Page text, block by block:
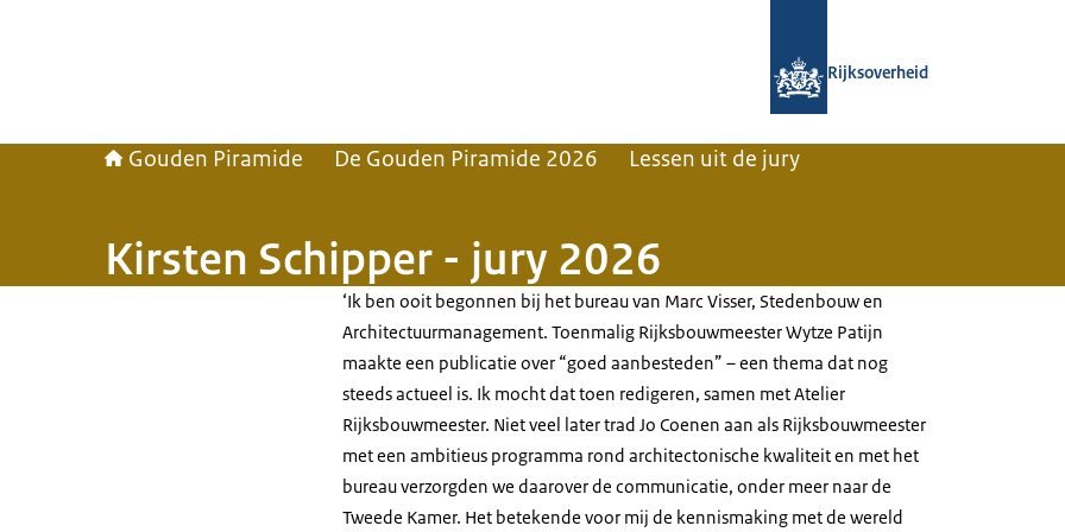
Rijksoverheid
Gouden Piramide De Gouden Piramide 2026 Lessen uit de jury
Kirsten Schipper - jury 2026
‘Ik ben ooit begonnen bij het bureau van Marc Visser, Stedenbouw en
Architectuurmanagement. Toenmalig Rijksbouwmeester Wytze Patijn
maakte een publicatie over “goed aanbesteden” – een thema dat nog
steeds actueel is. Ik mocht dat toen redigeren, samen met Atelier
Rijksbouwmeester. Niet veel later trad Jo Coenen aan als Rijksbouwmeester
met een ambitieus programma rond architectonische kwaliteit en met het
bureau verzorgden we daarover de communicatie, onder meer naar de
Tweede Kamer. Het betekende voor mij de kennismaking met de wereld